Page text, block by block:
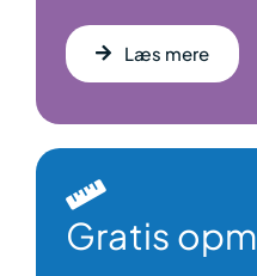
Læs mere
Gratis